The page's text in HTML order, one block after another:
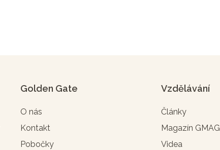
Golden Gate
O nás
Kontakt
Pobočky
Vzdělávání
Články
Magazín GMAG
Videa